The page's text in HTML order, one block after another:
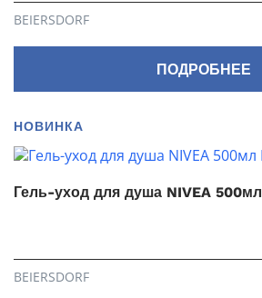
BEIERSDORF
ПОДРОБНЕЕ
НОВИНКА
Гель-уход для душа NIVEA
BEIERSDORF